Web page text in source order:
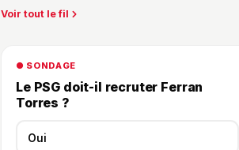
Voir tout le fil
● SONDAGE
Le PSG doit-il recruter Ferran
Torres ?
Oui